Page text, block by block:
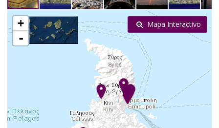
+
-
Mapa Interactivo